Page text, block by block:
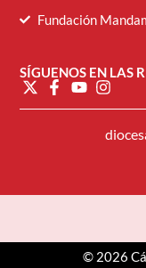
Fundación
SÍGUENOS EN LAS
© 2026